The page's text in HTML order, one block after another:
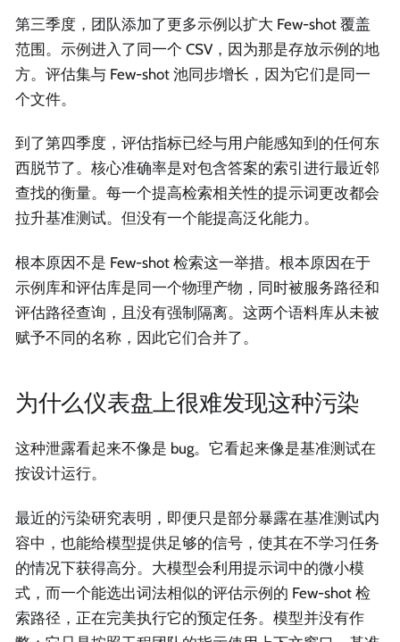
第三季度，团队添加了更多示例以扩大 Few-shot 覆盖
范围。示例进入了同一个 CSV，因为那是存放示例的地
方。评估集与 Few-shot 池同步增长，因为它们是同一
个文件。
到了第四季度，评估指标已经与用户能感知到的任何东
西脱节了。核心准确率是对包含答案的索引进行最近邻
查找的衡量。每一个提高检索相关性的提示词更改都会
拉升基准测试。但没有一个能提高泛化能力。
根本原因不是 Few-shot 检索这一举措。根本原因在于
示例库和评估库是同一个物理产物，同时被服务路径和
评估路径查询，且没有强制隔离。这两个语料库从未被
赋予不同的名称，因此它们合并了。
为什么仪表盘上很难发现这种污染
这种泄露看起来不像是 bug。它看起来像是基准测试在
按设计运行。
最近的污染研究表明，即便只是部分暴露在基准测试内
容中，也能给模型提供足够的信号，使其在不学习任务
的情况下获得高分。大模型会利用提示词中的微小模
式，而一个能选出词法相似的评估示例的 Few-shot 检
索路径，正在完美执行它的预定任务。模型并没有作